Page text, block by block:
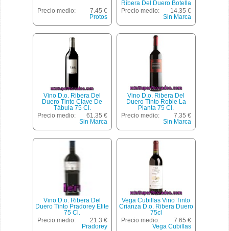
Precio medio:
7.45 €
Protos
Ribera Del Duero Botella
75 Cl
Precio medio:
14.35 €
Sin Marca
Vino D.o. Ribera Del
Duero Tinto Clave De
Tábula 75 Cl.
Precio medio:
61.35 €
Sin Marca
Vino D.o. Ribera Del
Duero Tinto Roble La
Planta 75 Cl.
Precio medio:
7.35 €
Sin Marca
Vino D.o. Ribera Del
Duero Tinto Pradorey Elite
75 Cl.
Precio medio:
21.3 €
Pradorey
Vega Cubillas Vino Tinto
Crianza D.o. Ribera Duero
75cl
Precio medio:
7.65 €
Vega Cubillas